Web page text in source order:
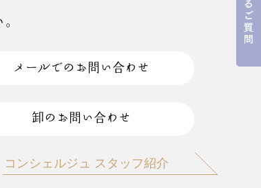
お、本規約と個別規定
メールでのお問い合わせ
卸のお問い合わせ
コンシェルジュ スタッフ紹介